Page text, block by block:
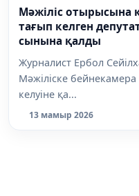
Мәжіліс отырысына
тағып келген
сынына қалды
Журналист Ербол
Мәжіліске бейнекамера
келуіне қа...
13 мамыр 2026